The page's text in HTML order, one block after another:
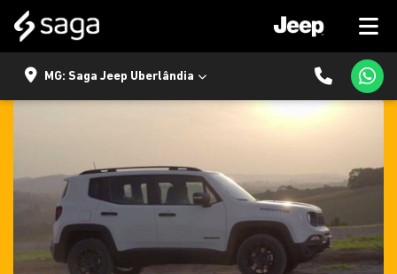
MG: Saga Jeep Uberlândia